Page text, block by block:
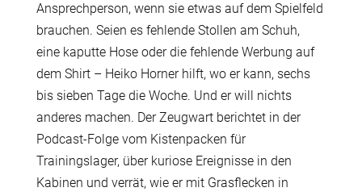
Ansprechperson, wenn sie etwas auf dem Spielfeld
brauchen. Seien es fehlende Stollen am Schuh,
eine kaputte Hose oder die fehlende Werbung auf
dem Shirt – Heiko Horner hilft, wo er kann, sechs
bis sieben Tage die Woche. Und er will nichts
anderes machen. Der Zeugwart berichtet in der
Podcast-Folge vom Kistenpacken für
Trainingslager, über kuriose Ereignisse in den
Kabinen und verrät, wie er mit Grasflecken in